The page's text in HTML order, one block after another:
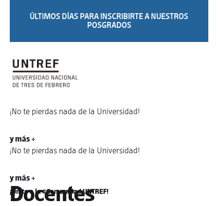
ÚLTIMOS DÍAS PARA INSCRIBIRTE A NUESTROS
POSGRADOS
¡No te pierdas nada de la Universidad!
y más +
¡No te pierdas nada de la Universidad!
y más +
¡Unite a la #Comunidad UNTREF!
Docentes